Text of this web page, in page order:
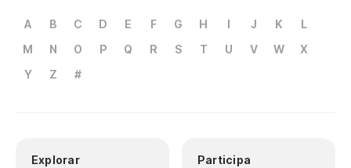
A B C D E F G H I J K
L
M
N O P Q R S T U V W
X
Y
Z #
Explorar Participa